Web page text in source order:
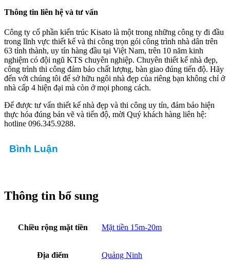
Thông tin liên hệ và tư vấn
Công ty cổ phần kiến trúc Kisato là một trong những công ty đi đầu
trong lĩnh vực thiết kế và thi công trọn gói công trình nhà dân trên
63 tỉnh thành, uy tín hàng đầu tại Việt Nam, trên 10 năm kinh
nghiệm có đội ngũ KTS chuyên nghiệp. Chuyên thiết kế nhà đẹp,
công trình thi công đảm bảo chất lượng, bàn giao đúng tiến độ. Hãy
đến với chúng tôi để sở hữu ngôi nhà đẹp của riêng bạn không chỉ ở
nhà cấp 4 hiện đại mà còn ở mọi phong cách.
Để được tư vấn thiết kế nhà đẹp và thi công uy tín, đảm bảo hiện
thực hóa đúng bản vẽ và tiến độ, mời Quý khách hàng liên hệ:
hotline 096.345.9288.
Bình Luận
Thông tin bổ sung
Chiều rộng mặt tiền Mặt tiền 15m-20m
Địa điểm Quảng Ninh